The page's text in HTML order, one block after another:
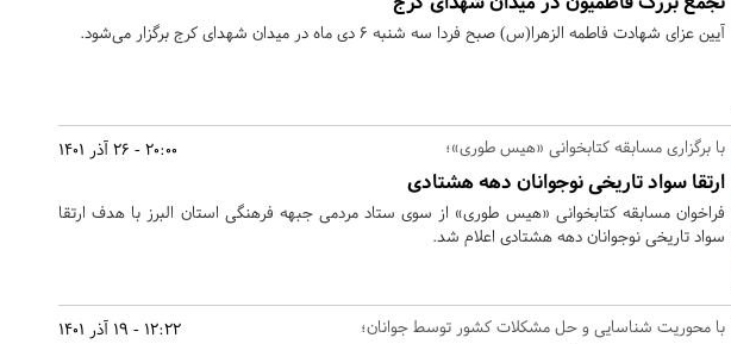
آیین عزای شهادت فاطمه الزهرا(س) صبح فردا سه شنبه 6 دی ماه در میدان شهدای کرج برگزار می‌شود.
20:00 - 26 آذر 1401 با برگزاری مسابقه کتابخوانی «هیس طوری»؛
ارتقا سواد تاریخی نوجوانان دهه هشتادی
فراخوان مسابقه کتابخوانی «هیس طوری» از سوی ستاد مردمی جبهه فرهنگی استان البرز با هدف ارتقا
سواد تاریخی نوجوانان دهه هشتادی اعلام شد.
12:22 - 19 آذر 1401 با محوریت شناسایی و حل مشکلات کشور توسط جوانان؛